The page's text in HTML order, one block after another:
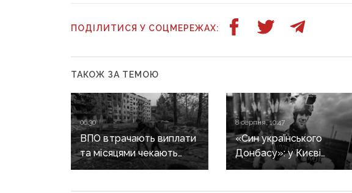
ПОДІЛИТИСЯ У СОЦМЕРЕЖАХ:
ТАКОЖ ЗА ТЕМОЮ
06:30
ВПО втрачають виплати
та місяцями чекають
на компенсації
8 серпня, 10:47
«Син українського
Донбасу»: у Києві
прощаються із загиблим